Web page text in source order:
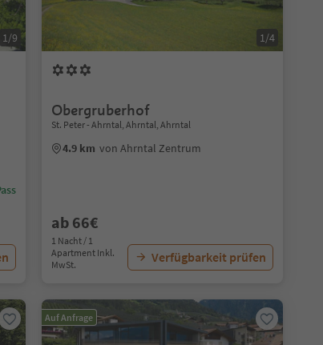
1/9 1/4
Obergruberhof
St. Peter - Ahrntal, Ahrntal, Ahrntal
4.9 km von Ahrntal Zentrum
ab 66€
1 Nacht / 1
Apartment Inkl.
MwSt.
Verfügbarkeit prüfen
Auf Anfrage